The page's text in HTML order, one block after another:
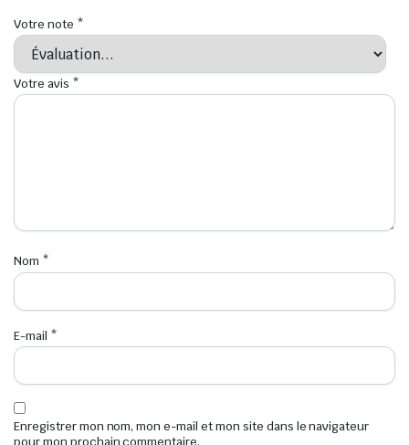
Votre note *
Votre avis *
Nom *
E-mail *
Enregistrer mon nom, mon e-mail et mon site dans le navigateur
pour mon prochain commentaire.